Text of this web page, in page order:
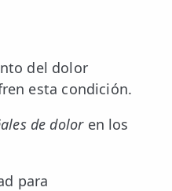
del dolor
esta condición.
de doloren los
para